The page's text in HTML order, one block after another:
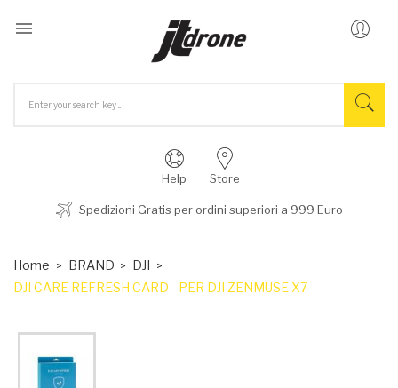

Help Store
Spedizioni Gratis per ordini superiori a 999 Euro
Home BRAND
DJI
DJI CARE REFRESH CARD - PER DJI ZENMUSE X7